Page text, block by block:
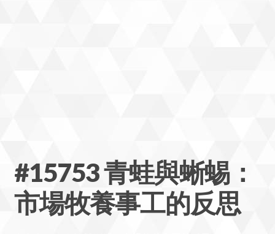
#15753 青蛙與蜥蜴：
市場牧養事工的反思